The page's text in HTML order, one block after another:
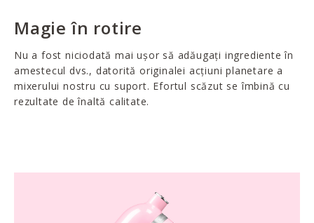
Magie în rotire
Nu a fost niciodată mai ușor să adăugați ingrediente în
amestecul dvs., datorită originalei acțiuni planetare a
mixerului nostru cu suport. Efortul scăzut se îmbină cu
rezultate de înaltă calitate.